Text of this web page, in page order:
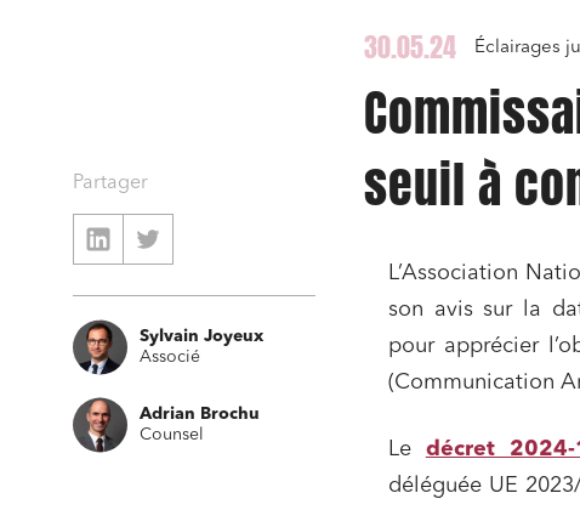
30.05.24 Éclairages
seuil à
L’Association
son avis sur la
pour apprécier
(Communication
Le décret
déléguée UE
Partager
Sylvain Joyeux
Associé
Adrian Brochu
Counsel